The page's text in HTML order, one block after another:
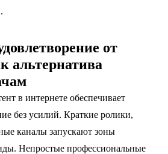
от
альтернатива
в интернете обеспечивает
без усилий. Краткие ролики,
каналы запускают зоны
Непростые профессиональные